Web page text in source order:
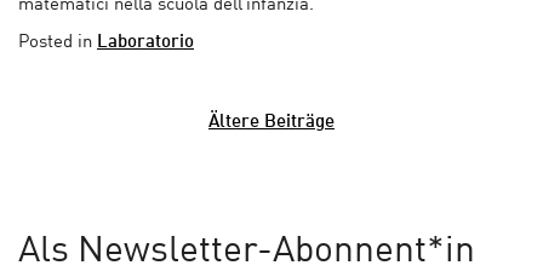
matematici nella scuola dell’infanzia.
Posted in Laboratorio
Ältere Beiträge
Als Newsletter-Abonnent*in